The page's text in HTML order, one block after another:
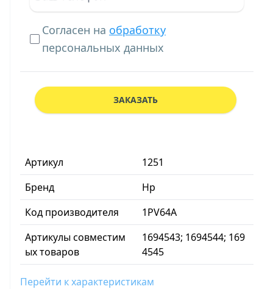
Артикул
1251
Бренд
Hp
Код производителя
1PV64A
Артикулы совместим
ых товаров
1694543; 1694544; 169
4545
Перейти к характеристикам
Согласен на обработку
персональных данных
ЗАКАЗАТЬ